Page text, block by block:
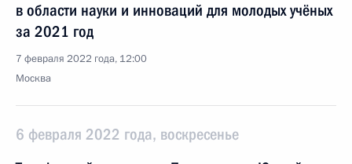
в области науки и инноваций для молодых учёных
за 2021 год
7 февраля 2022 года, 12:00
Москва
6 февраля 2022 года, воскресенье